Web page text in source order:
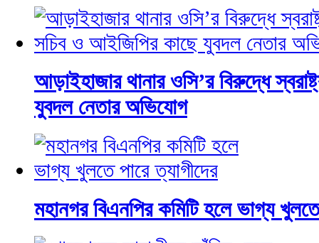
আড়াইহাজার থানার ওসি’র বিরুদ্ধে
যুবদল নেতার অভিযোগ
মহানগর বিএনপির কমিটি হলে ভাগ্য খুলতে